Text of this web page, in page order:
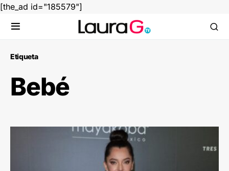
[the_ad id="185579"]
Etiqueta
Bebé